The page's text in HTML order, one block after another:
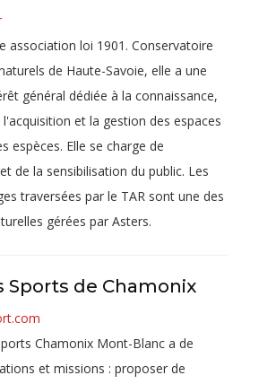
association loi 1901. Conservatoire
de Haute-Savoie, elle a une
général dédiée à la connaissance,
et la gestion des espaces
espèces. Elle se charge de
de la sensibilisation du public. Les
traversées par le TAR sont une des
gérées par Asters.
Sports de Chamonix
Chamonix Mont-Blanc a de
et missions : proposer de